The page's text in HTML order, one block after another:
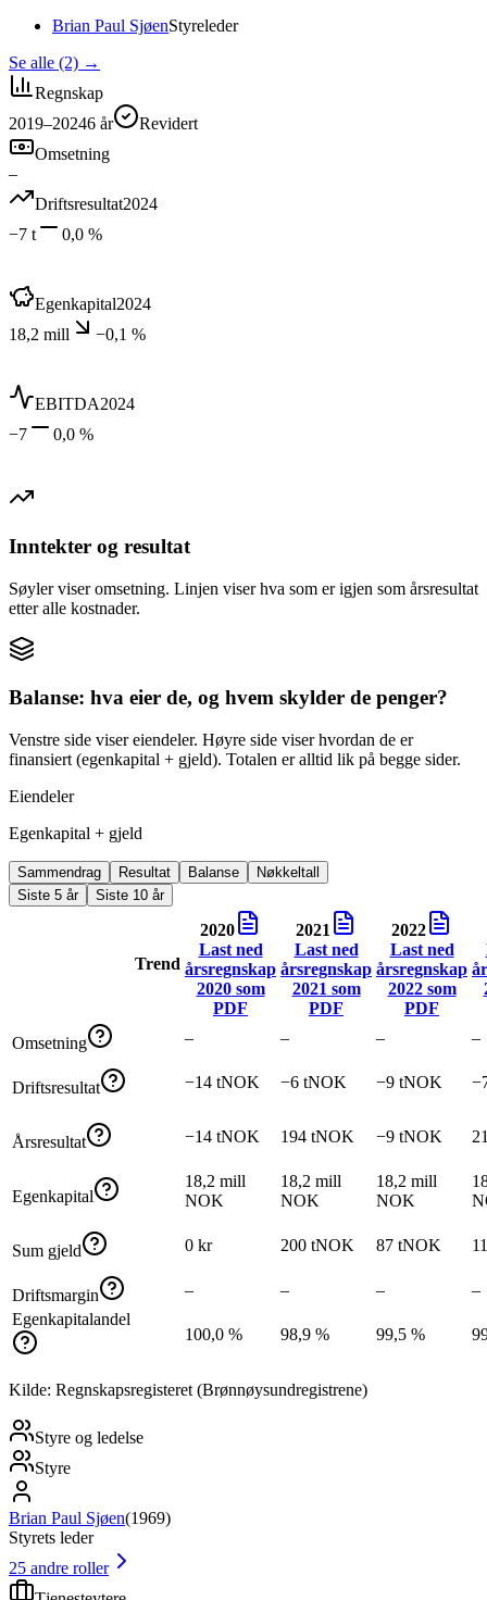
Brian Paul SjøenStyreleder
Se alle (2) →
Regnskap
2019–20246 år
Revidert
Omsetning
–
Driftsresultat2024
−7 t
0,0 %
Egenkapital2024
18,2 mill
−0,1 %
EBITDA2024
−7
0,0 %
Inntekter og resultat
Søyler viser omsetning. Linjen viser hva som er igjen som årsresultat
etter alle kostnader.
Balanse: hva eier de, og hvem skylder de penger?
Venstre side viser eiendeler. Høyre side viser hvordan de er
finansiert (egenkapital + gjeld). Totalen er alltid lik på begge sider.
Eiendeler
Egenkapital + gjeld
Sammendrag Resultat Balanse
Nøkkeltall
Siste 5 år
Siste 10 år
Trend
2020
Last ned
årsregnskap
2020som
PDF
2021
Last ned
årsregnskap
2021 som
PDF
2022
Last ned
årsregnskap
2022som
PDF
Omsetning – – – –
Driftsresultat −14 tNOK −6 tNOK −9 tNOK
Årsresultat −14 tNOK 194 tNOK −9 tNOK
Egenkapital
18,2 mill
NOK
18,2 mill
NOK
18,2 mill
NOK
Sum gjeld 0 kr 200 tNOK 87 tNOK
Driftsmargin – – –
–
Egenkapitalandel
100,0 %
98,9 % 99,5 %
Kilde: Regnskapsregisteret (Brønnøysundregistrene)
Styre og ledelse
Styre
Brian Paul Sjøen(1969)
Styrets leder
25 andre roller